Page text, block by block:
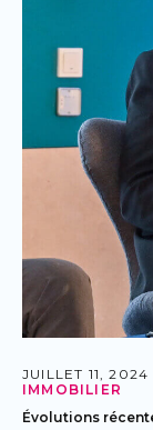
JUILLET 11, 2024
IMMOBILIER
Évolutions